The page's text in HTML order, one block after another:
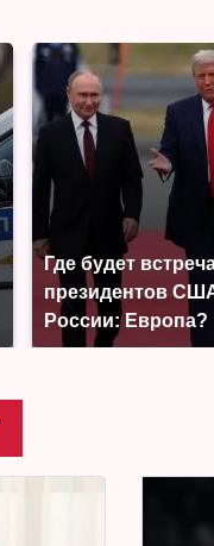
Где будет
президентов
России: Европа?